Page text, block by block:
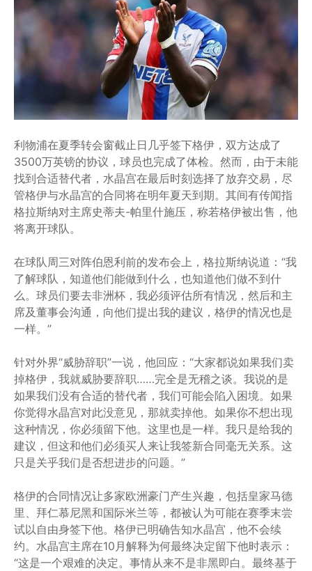
利物浦在夏季转会窗截止日几乎签下格伊，双方达成了
3500万英镑的协议，球员也完成了体检。然而，由于未能
找到合适替代者，水晶宫在最后时刻选择了放弃交易，尽
管格伊与水晶宫的合同将在明年夏天到期。其间有传闻指
格拉斯纳对主席史蒂夫-帕里什施压，称若格伊被出售，他
将离开球队。
在球队周三对阵伯恩利前的发布会上，格拉斯纳说道：“我
了解球队，知道他们能做到什么，也知道他们做不到什
么。球员们要去非洲杯，我必须评估所有情况，然后和主
席及董事会沟通，向他们提出我的建议，格伊的情况也是
一样。”
针对外界“威胁辞职”一说，他回应：“大家都说如果我们卖
掉格伊，我就威胁要辞职……完全是无稽之谈。我说的是
如果我们没有合适的替代者，我们可能会陷入困境。如果
你觉得水晶宫对此没意见，那就卖掉他。如果你不想出现
这种情况，你必须留下他。这里也是一样。我只是给我的
建议，但这和他们必须买人来让我签新合同毫无关系。这
只是关乎我们是否想进步的问题。”
格伊的合同情况让多家欧洲豪门产生兴趣，包括皇家马德
里、拜仁慕尼黑和国际米兰等，都被认为可能在赛季末尝
试以自由身签下他。格伊已明确告知水晶宫，他不会续
约。水晶宫主席在10月解释为何最终决定留下他时表示：
“这是一个艰难的决定。事情从来不是非黑即白。最终基于